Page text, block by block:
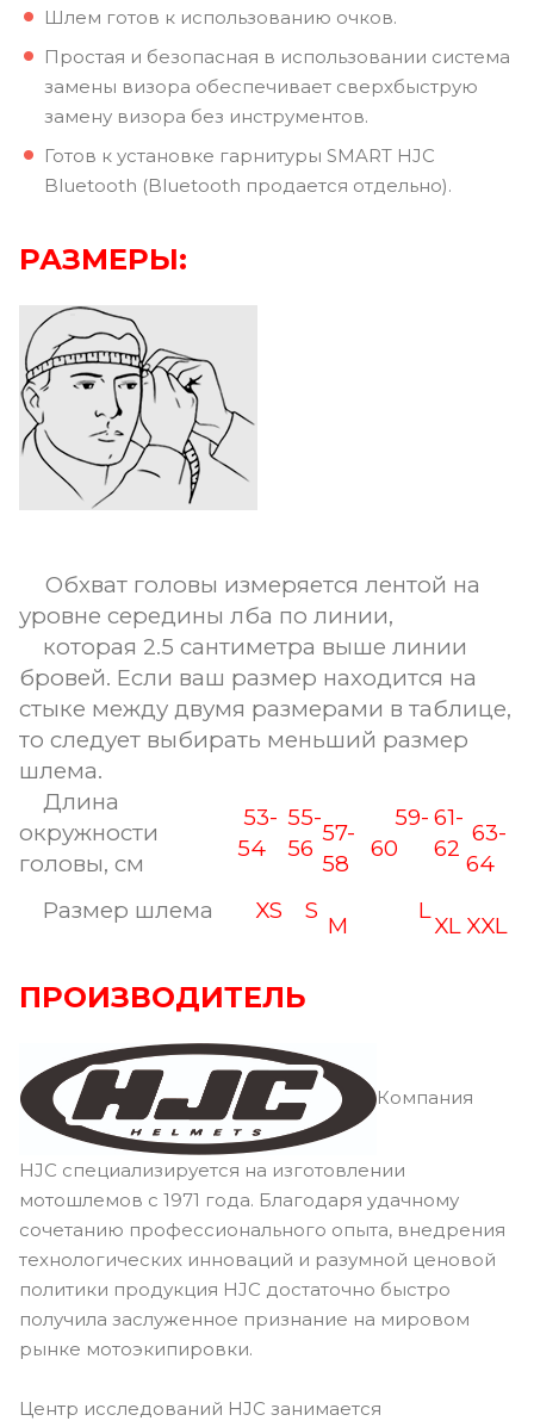
Шлем готов к использованию очков.
Простая и безопасная в использовании система
замены визора обеспечивает сверхбыструю
замену визора без инструментов.
Готов к установке гарнитуры SMART HJC
Bluetooth (Bluetooth продается отдельно).
РАЗМЕРЫ:
Обхват головы измеряется лентой на
уровне середины лба по линии,
которая 2.5 сантиметра выше линии
бровей. Если ваш размер находится на
стыке между двумя размерами в таблице,
то следует выбирать меньший размер
шлема.
Длина
окружности
головы, см
53-
54
55-
56
57-
58
59-
60
61-
62
63-
64
Размер шлема
XS S
M
L
XL XXL
ПРОИЗВОДИТЕЛЬ
Компания
HJC специализируется на изготовлении
мотошлемов с 1971 года. Благодаря удачному
сочетанию профессионального опыта, внедрения
технологических инноваций и разумной ценовой
политики продукция HJC достаточно быстро
получила заслуженное признание на мировом
рынке мотоэкипировки.
Центр исследований HJC занимается